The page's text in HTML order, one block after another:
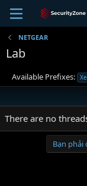
NETGEAR
Lab
Available Prefixes:
There are no
Bạn phải